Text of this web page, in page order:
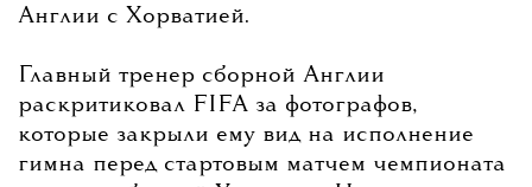
Англии с Хорватией.
Главный тренер сборной Англии
раскритиковал FIFA за фотографов,
которые закрыли ему вид на исполнение
гимна перед стартовым матчем чемпионата